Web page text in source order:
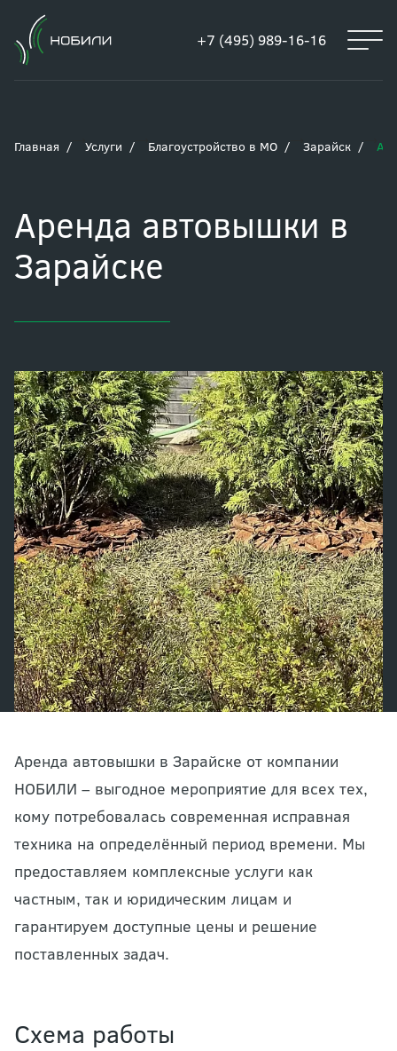
+7 (495) 989-16-16
Главная Услуги Благоустройство в МО Зарайск
Аренда автовышки в
Зарайске
Аренда автовышки в Зарайске от компании
НОБИЛИ – выгодное мероприятие для всех тех,
кому потребовалась современная исправная
техника на определённый период времени. Мы
предоставляем комплексные услуги как
частным, так и юридическим лицам и
гарантируем доступные цены и решение
поставленных задач.
Схема работы